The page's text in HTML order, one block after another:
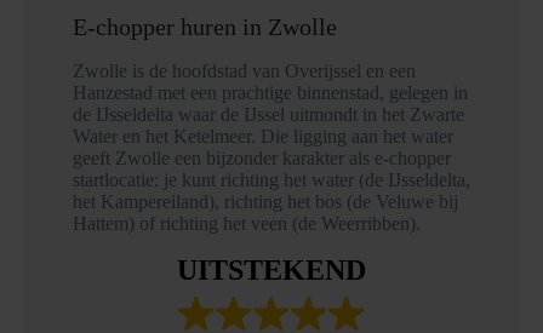
E-chopper huren in Zwolle
Zwolle is de hoofdstad van Overijssel en een
Hanzestad met een prachtige binnenstad, gelegen in
de IJsseldelta waar de IJssel uitmondt in het Zwarte
Water en het Ketelmeer. Die ligging aan het water
geeft Zwolle een bijzonder karakter als e-chopper
startlocatie: je kunt richting het water (de IJsseldelta,
het Kampereiland), richting het bos (de Veluwe bij
Hattem) of richting het veen (de Weerribben).
UITSTEKEND